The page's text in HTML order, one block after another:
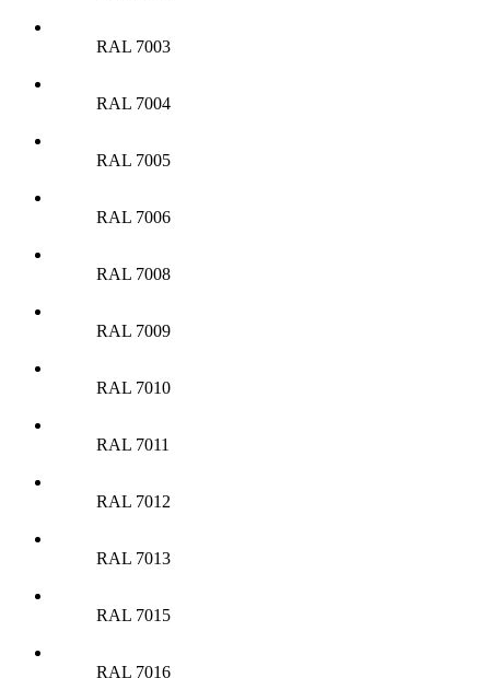
RAL 7003
RAL 7004
RAL 7005
RAL 7006
RAL 7008
RAL 7009
RAL 7010
RAL 7011
RAL 7012
RAL 7013
RAL 7015
RAL 7016